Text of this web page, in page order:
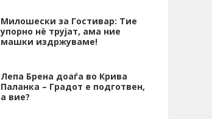
Милошески за Гостивар: Тие
упорно нѐ трујат, ама ние
машки издржуваме!
Лепа Брена доаѓа во Крива
Паланка – Градот е подготвен,
а вие?